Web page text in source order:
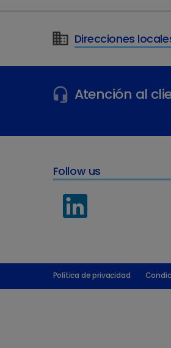
Direcciones
Atención al
Follow us
Política de privacidad